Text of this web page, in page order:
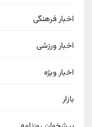
اخبار فرهنگی
اخبار ورزشی
اخبار ویژه
بازار